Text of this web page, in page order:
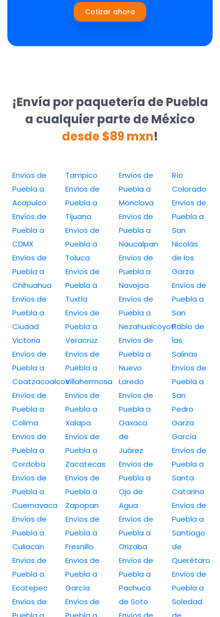
Cotizar ahora
¡Envía por paquetería de Puebla
a cualquier parte de México
desde $89 mxn!
Envíos de
Puebla a
Acapulco
Envíos de
Puebla a
CDMX
Envíos de
Puebla a
Chihuahua
Envíos de
Puebla a
Ciudad
Victoria
Envíos de
Puebla a
Coatzacoalcos
Envíos de
Puebla a
Colima
Envíos de
Puebla a
Cordoba
Envíos de
Puebla a
Cuernavaca
Envíos de
Puebla a
Culiacan
Envíos de
Puebla a
Ecatepec
Envíos de
Tampico
Envíos de
Puebla a
Tijuana
Envíos de
Puebla a
Toluca
Envíos de
Puebla a
Tuxtla
Envíos de
Puebla a
Veracruz
Envíos de
Puebla a
Villahermosa
Envíos de
Puebla a
Xalapa
Envíos de
Puebla a
Zacatecas
Envíos de
Puebla a
Zapopan
Envíos de
Puebla a
Fresnillo
Envíos de
Puebla a
García
Envíos de
Envíos de
Puebla a
Monclova
Envíos de
Puebla a
Naucalpan
Envíos de
Puebla a
Navojoa
Envíos de
Puebla a
Nezahualcóyotl
Envíos de
Puebla a
Nuevo
Laredo
Envíos de
Puebla a
Oaxaca
de
Juárez
Envíos de
Puebla a
Ojo de
Agua
Envíos de
Puebla a
Orizaba
Envíos de
Puebla a
Pachuca
de Soto
Río
Colorado
Envíos de
Puebla a
San
Nicolás
de los
Garza
Envíos de
Puebla a
San
Pablo de
las
Salinas
Envíos de
Puebla a
San
Pedro
Garza
García
Envíos de
Puebla a
Santa
Catarina
Envíos de
Puebla a
Santiago
de
Querétaro
Envíos de
Puebla a
Soledad